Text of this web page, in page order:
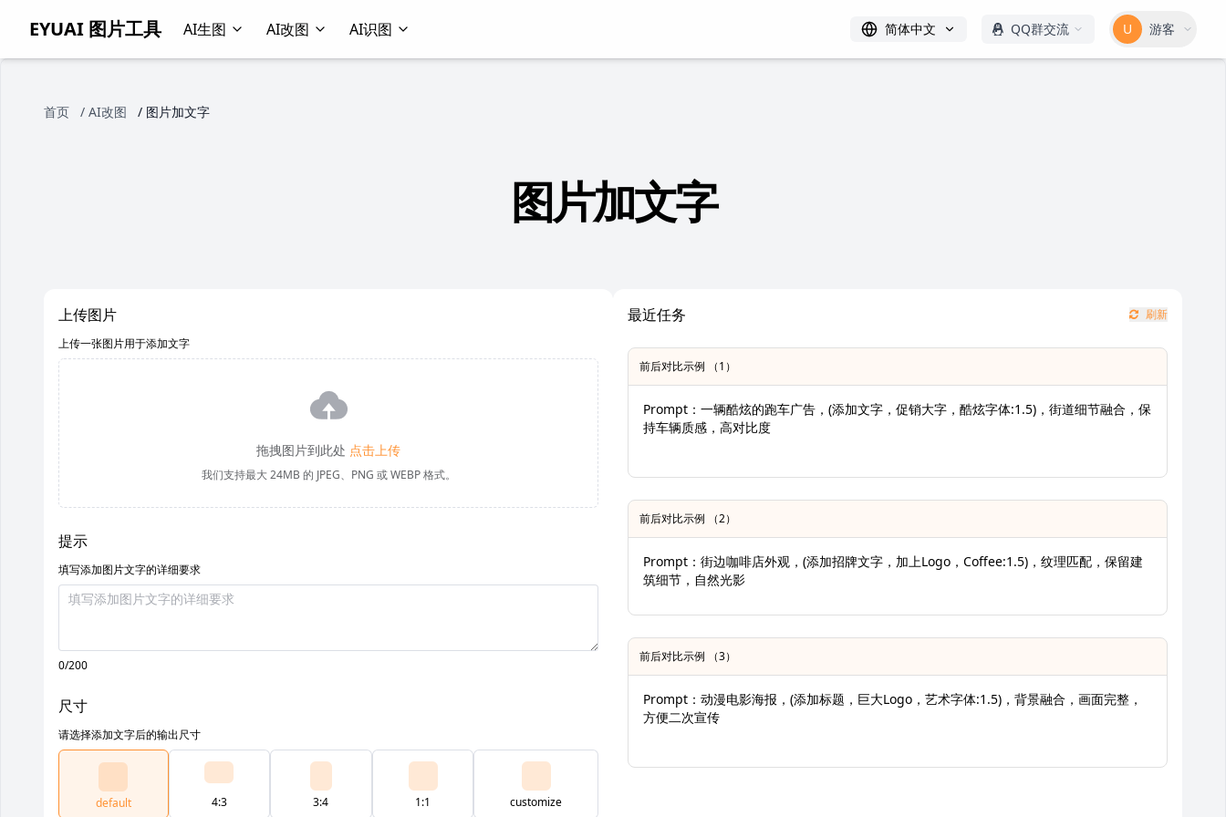
EYUAI 图片工具 AI生图 AI改图 AI识图 简体中文 QQ群交流 U 游客
首页 / AI改图 / 图片加文字
图片加文字
上传图片
上传一张图片用于添加文字
拖拽图片到此处 点击上传
我们支持最大 24MB 的 JPEG、PNG 或 WEBP 格式。
提示
填写添加图片文字的详细要求
0/200
尺寸
请选择添加文字后的输出尺寸
default 4:3 3:4 1:1 customize
最近任务 刷新
前后对比示例 （1）
Prompt：一辆酷炫的跑车广告，(添加文字，促销大字，酷炫字体:1.5)，街道细节融合，保
持车辆质感，高对比度
前后对比示例 （2）
Prompt：街边咖啡店外观，(添加招牌文字，加上Logo，Coffee:1.5)，纹理匹配，保留建
筑细节，自然光影
前后对比示例 （3）
Prompt：动漫电影海报，(添加标题，巨大Logo，艺术字体:1.5)，背景融合，画面完整，
方便二次宣传